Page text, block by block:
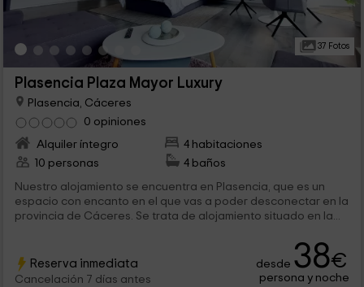
37 Fotos
Plasencia Plaza Mayor Luxury
Plasencia, Cáceres
0 opiniones
Alquiler íntegro
4 habitaciones
10 personas
4 baños
Nuestro alojamiento se encuentra en Plasencia, que es un
espacio con encanto en el que vas a poder desconectar en la
provincia de Cáceres. Se trata de alojamiento situado en la...
Reserva inmediata
Cancelación 7 días antes
desde 38€
persona y noche